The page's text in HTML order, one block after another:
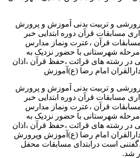
و تربیت بدنی آموزش و پرورش
مسابقات قرآن دوره ابتدایی خبر
قرآن ،عترت ونماز مدارس
مرحله شهرستانی با حضور نزدیک به
در رشته های قرائت ،حفظ قرآن ،اذان
امام رضا (ع)آموزش
و تربیت بدنی آموزش و پرورش
مسابقات قرآن دوره ابتدایی خبر
قرآن ،عترت ونماز مدارس
مرحله شهرستانی با حضور نزدیک به
در رشته های قرائت ،حفظ قرآن ،اذان
امام رضا (ع)آموزش وپرورش
است درابتدای مسابقات محفل
شد.